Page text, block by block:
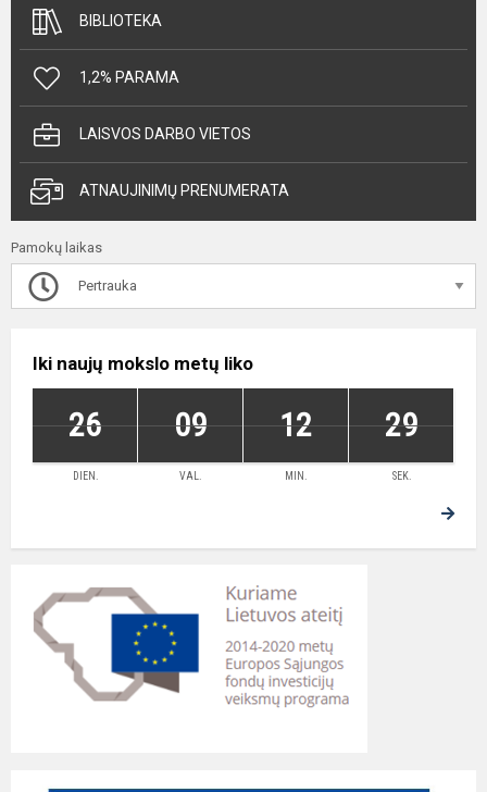
BIBLIOTEKA
1,2% PARAMA
LAISVOS DARBO VIETOS
ATNAUJINIMŲ PRENUMERATA
Pamokų laikas
Pertrauka
Iki naujų mokslo metų liko
26 09 12 28
DIEN. VAL. MIN. SEK.